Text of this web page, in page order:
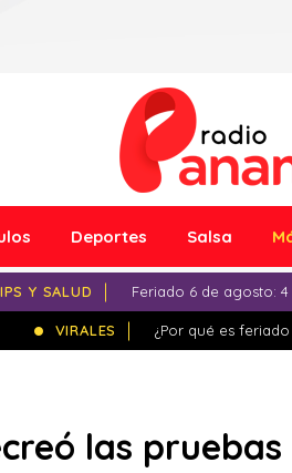
Deportes Salsa
Y SALUD Feriado 6 de agosto:
VIRALES ¿Por qué es
las